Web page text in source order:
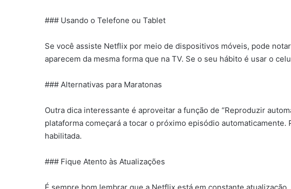
### Usando o Telefone ou Tablet
Se você assiste Netflix por meio de dispositivos móveis, pode
aparecem da mesma forma que na TV. Se o seu hábito é usar o
### Alternativas para Maratonas
Outra dica interessante é aproveitar a função de “Reproduzir
plataforma começará a tocar o próximo episódio
habilitada.
### Fique Atento às Atualizações